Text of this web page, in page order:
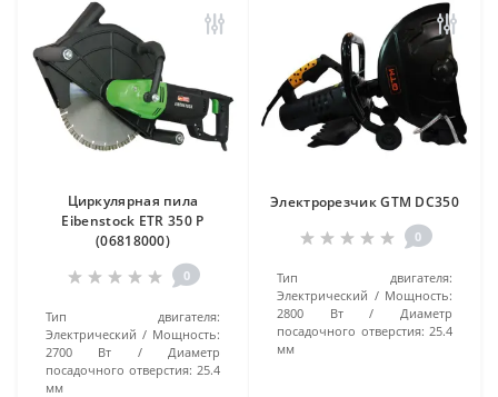
Циркулярная пила
Eibenstock ETR 350 P
(06818000)
0
Тип двигателя:
Электрический
Мощность:
2700 Вт
Диаметр
посадочного отверстия: 25.4
мм
Электрорезчик GTM DC350
0
Тип двигателя:
Электрический
Мощность:
2800 Вт
Диаметр
посадочного отверстия: 25.4
мм